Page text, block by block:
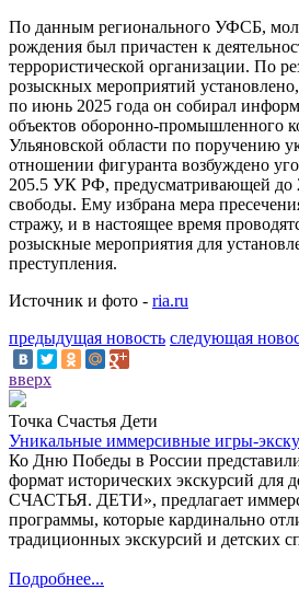
По данным регионального УФСБ,
рождения был причастен к
террористической организации. По
розыскных мероприятий
по июнь 2025 года он собирал
объектов оборонно-промышленного
Ульяновской области по поручению
отношении фигуранта возбуждено
205.5 УК РФ, предусматривающей до
свободы. Ему избрана мера
стражу, и в настоящее время
розыскные мероприятия для
преступления.
Источник и фото - ria.ru
предыдущая новость следующая
вверх
Точка Счастья Дети
Уникальные иммерсивные игры-
Ко Дню Победы в России
формат исторических экскурсий
СЧАСТЬЯ. ДЕТИ», предлагает
программы, которые кардинально
традиционных экскурсий и детских
Подробнее...